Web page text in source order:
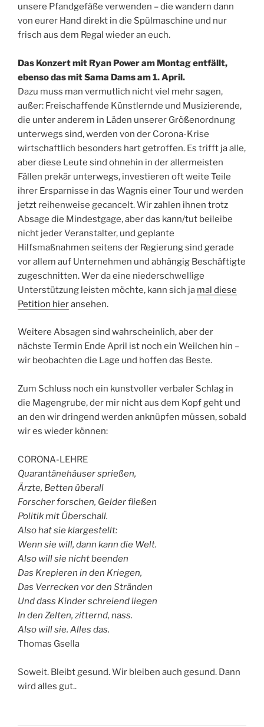
unsere Pfandgefäße verwenden – die wandern dann
von eurer Hand direkt in die Spülmaschine und nur
frisch aus dem Regal wieder an euch.
Das Konzert mit Ryan Power am Montag entfällt,
ebenso das mit Sama Dams am 1. April.
Dazu muss man vermutlich nicht viel mehr sagen,
außer: Freischaffende Künstlernde und Musizierende,
die unter anderem in Läden unserer Größenordnung
unterwegs sind, werden von der Corona-Krise
wirtschaftlich besonders hart getroffen. Es trifft ja alle,
aber diese Leute sind ohnehin in der allermeisten
Fällen prekär unterwegs, investieren oft weite Teile
ihrer Ersparnisse in das Wagnis einer Tour und werden
jetzt reihenweise gecancelt. Wir zahlen ihnen trotz
Absage die Mindestgage, aber das kann/tut beileibe
nicht jeder Veranstalter, und geplante
Hilfsmaßnahmen seitens der Regierung sind gerade
vor allem auf Unternehmen und abhängig Beschäftigte
zugeschnitten. Wer da eine niederschwellige
Unterstützung leisten möchte, kann sich ja mal diese
Petition hieransehen.
Weitere Absagen sind wahrscheinlich, aber der
nächste Termin Ende April ist noch ein Weilchen hin –
wir beobachten die Lage und hoffen das Beste.
Zum Schluss noch ein kunstvoller verbaler Schlag in
die Magengrube, der mir nicht aus dem Kopf geht und
an den wir dringend werden anknüpfen müssen, sobald
wir es wieder können:
CORONA-LEHRE
Quarantänehäuser sprießen,
Ärzte, Betten überall
Forscher forschen, Gelder fließen
Politik mit Überschall.
Also hat sie klargestellt:
Wenn sie will, dann kann die Welt.
Also will sie nicht beenden
Das Krepieren in den Kriegen,
Das Verrecken vor den Stränden
Und dass Kinder schreiend liegen
In den Zelten, zitternd, nass.
Also will sie. Alles das.
Thomas Gsella
Soweit. Bleibt gesund. Wir bleiben auch gesund. Dann
wird alles gut..